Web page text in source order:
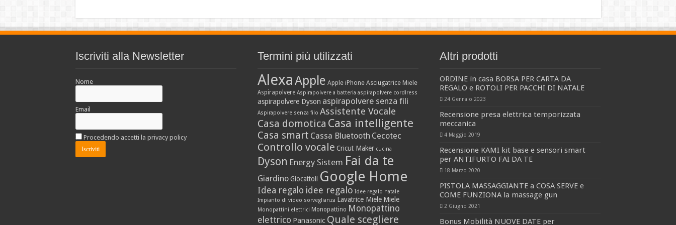
Iscriviti alla Newsletter
Nome
Email
Procedendo accetti la privacy policy
Termini più utilizzati
AlexaApple Apple iPhone Asciugatrice Miele
Aspirapolvere Aspirapolvere a batteria aspirapolvere cordlress
aspirapolvere Dyson aspirapolvere senza fili
Aspirapolvere senza filo Assistente Vocale
Casa domotica Casa intelligente
Casa smart Cassa Bluetooth Cecotec
Controllo vocale Cricut Maker cucina
Dyson Energy Sistem Fai da te
Giardino Giocattoli Google Home
Idea regalo idee regalo Idee regalo natale
Impianto di video sorveglianza Lavatrice Miele Miele
Monopattini elettrici Monopattino Monopattino
elettrico Panasonic Quale scegliere
Altri prodotti
ORDINE in casa BORSA PER CARTA DA
REGALO e ROTOLI PER PACCHI DI NATALE
24 Gennaio 2023
Recensione presa elettrica temporizzata
meccanica
4 Maggio 2019
Recensione KAMI kit base e sensori smart
per ANTIFURTO FAI DA TE
18 Marzo 2020
PISTOLA MASSAGGIANTE a COSA SERVE e
COME FUNZIONA la massage gun
2 Giugno 2021
Bonus Mobilità NUOVE DATE per